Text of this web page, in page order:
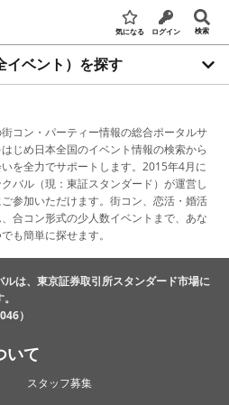
気になる ログイン 検索
イベント）を探す
コン・パーティー情報の総合ポータルサ
じめ日本全国のイベント情報の検索から
を全力でサポートします。2015年4月に
バル（現：東証スタンダード）が運営し
参加いただけます。街コン、恋活・婚活
合コン形式の少人数イベントまで、あな
も簡単に探せます。
ルは、東京証券取引所スタンダード市場に
）
いて
スタッフ募集